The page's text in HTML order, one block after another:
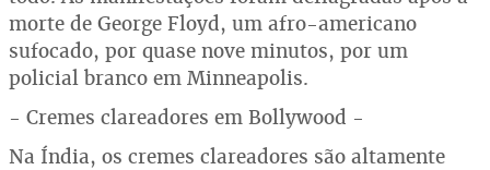
morte de George Floyd, um afro-americano
sufocado, por quase nove minutos, por um
policial branco em Minneapolis.
- Cremes clareadores em Bollywood -
Na Índia, os cremes clareadores são altamente